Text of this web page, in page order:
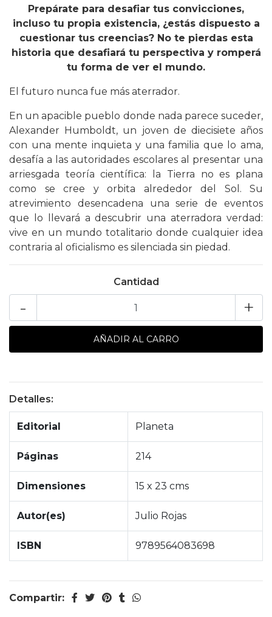
Prepárate para desafiar tus convicciones,
incluso tu propia existencia, ¿estás dispuesto a
cuestionar tus creencias? No te pierdas esta
historia que desafiará tu perspectiva y romperá
tu forma de ver el mundo.
El futuro nunca fue más aterrador.
En un apacible pueblo donde nada parece suceder,
Alexander Humboldt, un joven de diecisiete años
con una mente inquieta y una familia que lo ama,
desafía a las autoridades escolares al presentar una
arriesgada teoría científica: la Tierra no es plana
como se cree y orbita alrededor del Sol. Su
atrevimiento desencadena una serie de eventos
que lo llevará a descubrir una aterradora verdad:
vive en un mundo totalitario donde cualquier idea
contraria al oficialismo es silenciada sin piedad.
Cantidad
- +
Detalles:
Editorial Planeta
Páginas 214
Dimensiones 15 x 23 cms
Autor(es) Julio Rojas
ISBN 9789564083698
Compartir: